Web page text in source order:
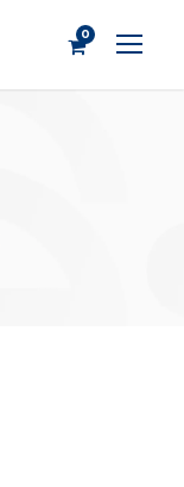
0